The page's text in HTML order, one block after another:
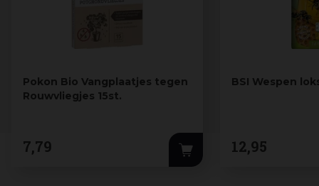
Pokon Bio Vangplaatjes tegen
Rouwvliegjes 15st.
7,79
BSI Wespen
12,95